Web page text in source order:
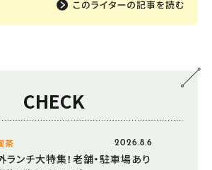
CHECK
茶 2026.8.6
ランチ大特集！老舗・駐車場あり